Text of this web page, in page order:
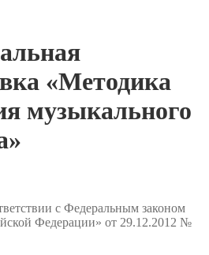
«Методика
музыкального
с Федеральным законом
Федерации» от 29.12.2012 №